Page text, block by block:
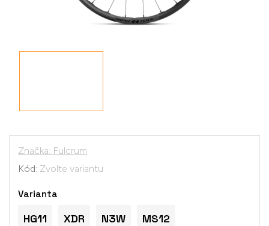
Značka: Fulcrum
Kód: Zvolte variantu
Varianta
HG11 XDR N3W MS12